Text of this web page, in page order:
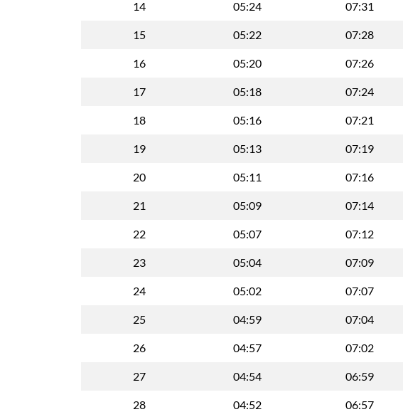
14 05:24 07:31
15 05:22 07:28
16 05:20 07:26
17 05:18 07:24
18 05:16 07:21
19 05:13 07:19
20 05:11 07:16
21 05:09 07:14
22 05:07 07:12
23 05:04 07:09
24 05:02 07:07
25 04:59 07:04
26 04:57 07:02
27 04:54 06:59
28 04:52 06:57